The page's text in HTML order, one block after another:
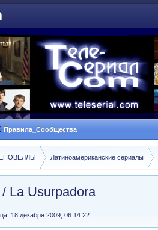
Правила_Сообщества
Латиноамериканские сериалы
La Usurpadora
18 декабря 2009, 06:14:22